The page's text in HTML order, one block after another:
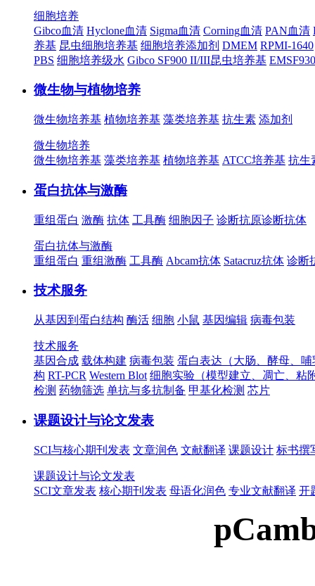
细胞培养
Gibco血清 Hyclone血清 Sigma血清 Corning血清 PAN血清
养基 昆虫细胞培养基 细胞培养添加剂 DMEM RPMI-1640
PBS 细胞培养级水 Gibco SF900 II/III昆虫培养基
微生物与植物培养
微生物培养基 植物培养基 藻类培养基 抗生素 添加剂
微生物培养
微生物培养基 藻类培养基 植物培养基 ATCC培养基 抗生
蛋白抗体与激酶
重组蛋白 激酶 抗体 工具酶 细胞因子 诊断抗原诊断抗体
蛋白抗体与激酶
重组蛋白 重组激酶 工具酶 Abcam抗体 Satacruz抗体 诊断
技术服务
从基因到蛋白结构 酶活 细胞 小鼠 基因编辑 病毒包装
技术服务
基因合成 载体构建 病毒包装 蛋白表达（大肠、酵母、
构 RT-PCR Western Blot 细胞实验（模型建立、凋亡、粘
检测 药物筛选 单抗与多抗制备 甲基化检测 芯片
课题设计与论文发表
SCI与核心期刊发表 文章润色 文献翻译 课题设计 标书撰
课题设计与论文发表
SCI文章发表 核心期刊发表 母语化润色 专业文献翻译 开